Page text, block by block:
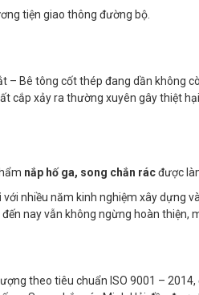
tiện giao thông đường bộ.
Bê tông cốt thép đang dần không
xảy ra thường xuyên gây thiệt
nắp hố ga, song chắn rácđược
với nhiều năm kinh nghiệm xây dựng
nay vẫn không ngừng hoàn thiện,
theo tiêu chuẩn ISO 9001 –